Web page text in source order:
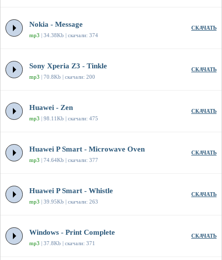
Nokia - Message
mp3 | 34.38Kb | скачали: 374
СКАЧАТЬ
Sony Xperia Z3 - Tinkle
mp3 | 70.8Kb | скачали: 200
СКАЧАТЬ
Huawei - Zen
mp3 | 98.11Kb | скачали: 475
СКАЧАТЬ
Huawei P Smart - Microwave Oven
mp3 | 74.64Kb | скачали: 377
СКАЧАТЬ
Huawei P Smart - Whistle
mp3 | 39.95Kb | скачали: 263
СКАЧАТЬ
Windows - Print Complete
mp3 | 37.8Kb | скачали: 371
СКАЧАТЬ